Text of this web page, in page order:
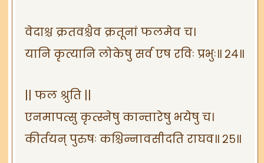
वेदाश्च क्रतवश्चैव क्रतूनां फलमेव च।
यानि कृत्यानि लोकेषु सर्व एष रविः प्रभुः॥ २४॥
|| फल श्रुति ||
एनमापत्सु कृत्स्नेषु कान्तारेषु भयेषु च।
कीर्तयन् पुरुषः कश्चिन्नावसीदति राघव॥ २५॥